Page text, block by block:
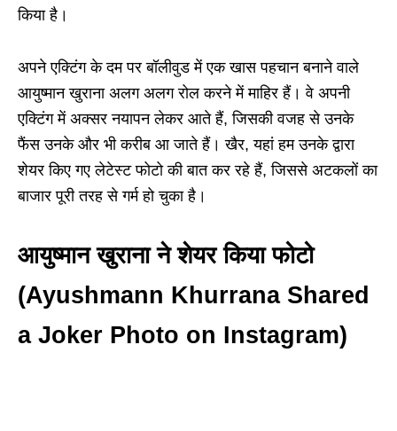
किया है।
अपने एक्टिंग के दम पर बॉलीवुड में एक खास पहचान बनाने वाले
आयुष्मान खुराना अलग अलग रोल करने में माहिर हैं। वे अपनी
एक्टिंग में अक्सर नयापन लेकर आते हैं, जिसकी वजह से उनके
फैंस उनके और भी करीब आ जाते हैं। खैर, यहां हम उनके द्वारा
शेयर किए गए लेटेस्ट फोटो की बात कर रहे हैं, जिससे अटकलों का
बाजार पूरी तरह से गर्म हो चुका है।
आयुष्मान खुराना ने शेयर किया फोटो
(Ayushmann Khurrana Shared
a Joker Photo on Instagram)